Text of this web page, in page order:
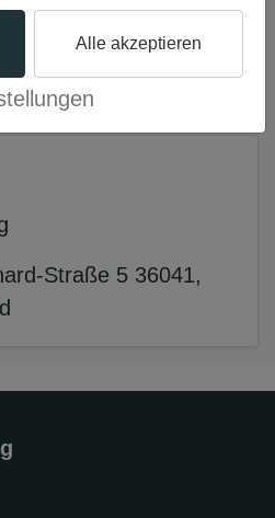
Alle akzeptieren
Straße 5 36041,